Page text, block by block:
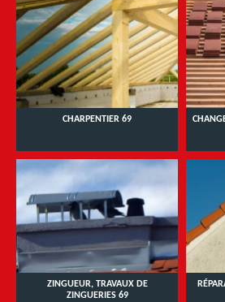
CHARPENTIER 69
ZINGUEUR, TRAVAUX DE
ZINGUERIES 69